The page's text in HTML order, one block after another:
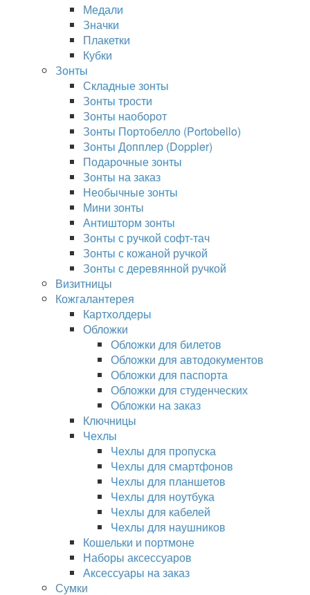
Медали
Значки
Плакетки
Кубки
Зонты
Складные зонты
Зонты трости
Зонты наоборот
Зонты Портобелло (Portobello)
Зонты Допплер (Doppler)
Подарочные зонты
Зонты на заказ
Необычные зонты
Мини зонты
Антишторм зонты
Зонты с ручкой софт-тач
Зонты с кожаной ручкой
Зонты с деревянной ручкой
Визитницы
Кожгалантерея
Картхолдеры
Обложки
Обложки для билетов
Обложки для автодокументов
Обложки для паспорта
Обложки для студенческих
Обложки на заказ
Ключницы
Чехлы
Чехлы для пропуска
Чехлы для смартфонов
Чехлы для планшетов
Чехлы для ноутбука
Чехлы для кабелей
Чехлы для наушников
Кошельки и портмоне
Наборы аксессуаров
Аксессуары на заказ
Сумки